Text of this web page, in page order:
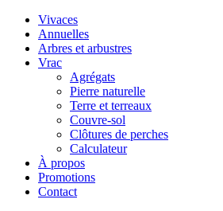
Vivaces
Annuelles
Arbres et arbustres
Vrac
Agrégats
Pierre naturelle
Terre et terreaux
Couvre-sol
Clôtures de perches
Calculateur
À propos
Promotions
Contact